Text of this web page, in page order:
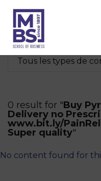
Tous les types de
0 result for "Buy
Delivery no
www.bit.ly/
Super quality"
No content found for